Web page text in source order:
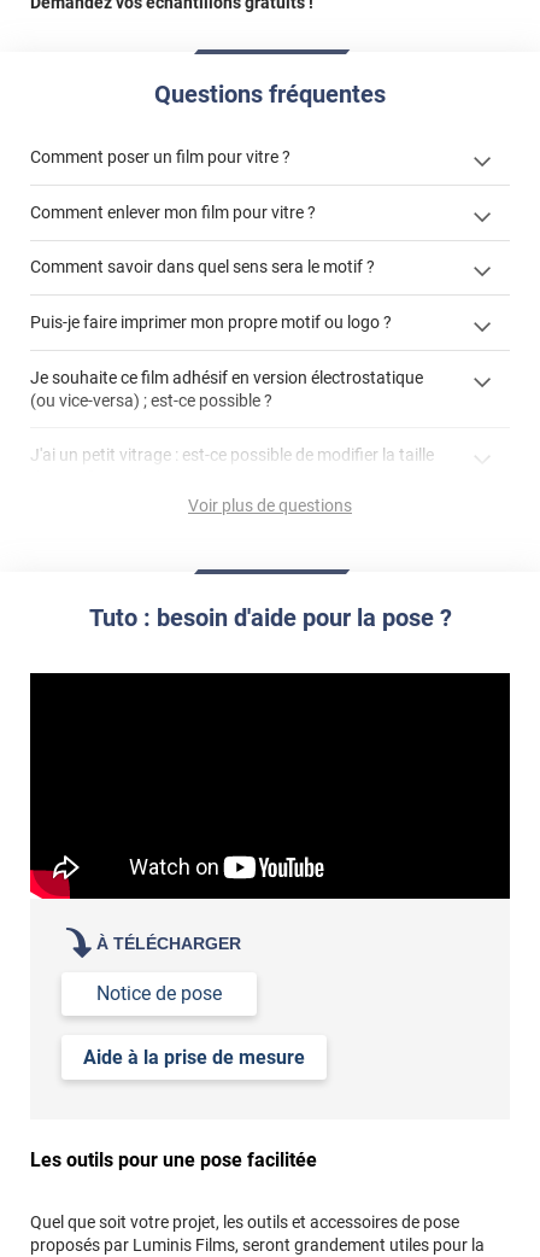
Questions fréquentes
Comment poser un film pour vitre ?
cet article
cet
article
Comment enlever mon film pour vitre ?
enlever et stocker
Comment savoir dans quel sens sera le motif ?
Puis-je faire imprimer mon propre motif ou logo ?
personnaliser
Je souhaite ce film adhésif en version électrostatique
(ou vice-versa) ; est-ce possible ?
J'ai un petit vitrage : est-ce possible de modifier la taille
impression personnalisée
Voir plus de questions
Tuto : besoin d'aide pour la pose ?
À TÉLÉCHARGER
Notice de pose
Aide à la prise de mesure
Les outils pour une pose facilitée
Quel que soit votre projet, les outils et accessoires de pose
proposés par Luminis Films, seront grandement utiles pour la